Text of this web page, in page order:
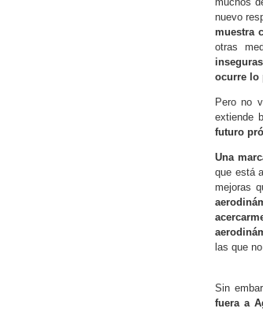
nuevo
muestra
otras
ocurre lo
Pero no
extiende
futuro
Una
que está
mejoras
las que
Sin
fuera a